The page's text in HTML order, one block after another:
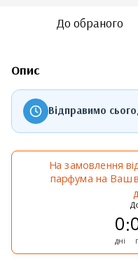
До обраного
Опис
Відправимо
На замовлення
парфума на Ваш
0
дні
: